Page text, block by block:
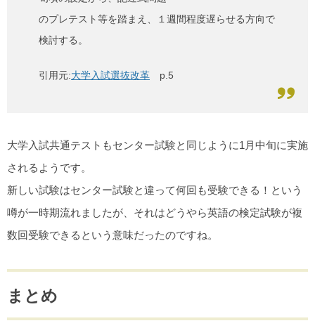
のプレテスト等を踏まえ、１週間程度遅らせる方向で
検討する。
引用元:大学入試選抜改革 p.5
大学入試共通テストもセンター試験と同じように1月中旬に実施
されるようです。
新しい試験はセンター試験と違って何回も受験できる！という
噂が一時期流れましたが、それはどうやら英語の検定試験が複
数回受験できるという意味だったのですね。
まとめ